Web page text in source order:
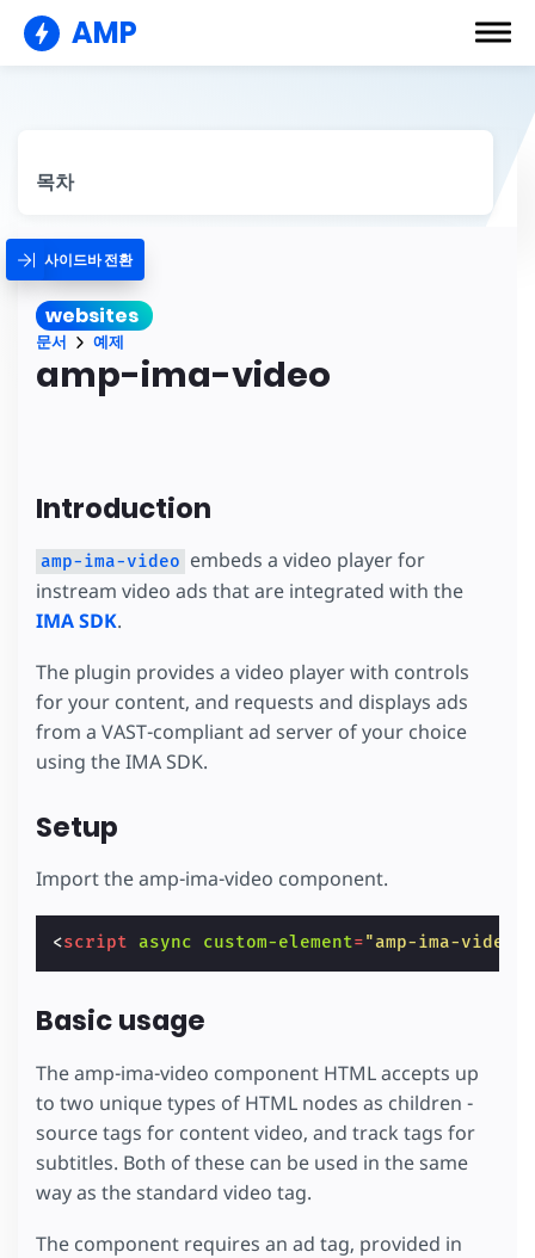
AMP
목차
사이드바 전환
websites
문서 예제
amp-ima-video
Introduction
amp-ima-video embeds a video player for
instream video ads that are integrated with the
IMA SDK.
The plugin provides a video player with controls
for your content, and requests and displays ads
from a VAST-compliant ad server of your choice
using the IMA SDK.
Setup
Import the amp-ima-video component.
<script async custom-element="amp-ima-video"
Basic usage
The amp-ima-video component HTML accepts up
to two unique types of HTML nodes as children -
source tags for content video, and track tags for
subtitles. Both of these can be used in the same
way as the standard video tag.
The component requires an ad tag, provided in